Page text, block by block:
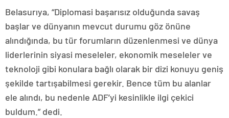
Belasurıya, “Diplomasi başarısız olduğunda savaş
başlar ve dünyanın mevcut durumu göz önüne
alındığında, bu tür forumların düzenlenmesi ve dünya
liderlerinin siyasi meseleler, ekonomik meseleler ve
teknoloji gibi konulara bağlı olarak bir dizi konuyu geniş
şekilde tartışabilmesi gerekir. Bence tüm bu alanlar
ele alındı, bu nedenle ADF’yi kesinlikle ilgi çekici
buldum.” dedi.